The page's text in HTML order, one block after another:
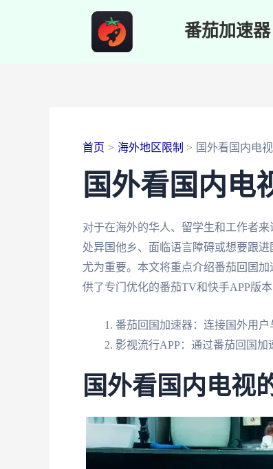
番茄加速器
首页 海外地区限制 国外看国内电
国外看国内电
对于在海外的华人、留学生和工作者
处异国他乡、面临语言障碍或想要跟
尤为重要。本文将重点介绍番茄回国
供了专门优化的番茄TV和快手APP版
番茄回国加速器：连接国外用户
影视流行APP：通过番茄回国加
国外看国内电视